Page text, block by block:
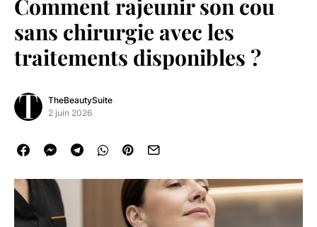
Comment rajeunir son cou
sans chirurgie avec les
traitements disponibles ?
TheBeautySuite
2 juin 2026